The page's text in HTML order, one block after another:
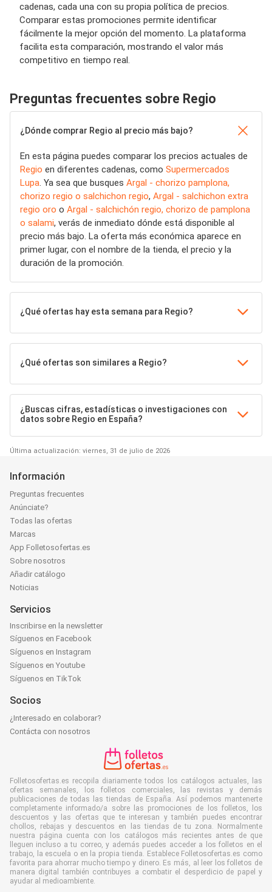
cadenas, cada una con su propia política de precios.
Comparar estas promociones permite identificar
fácilmente la mejor opción del momento. La plataforma
facilita esta comparación, mostrando el valor más
competitivo en tiempo real.
Preguntas frecuentes sobre Regio
¿Dónde comprar Regio al precio más bajo?
En esta página puedes comparar los precios actuales de
Regio en diferentes cadenas, como Supermercados
Lupa. Ya sea que busques Argal - chorizo pamplona,
chorizo regio o salchichon regio, Argal - salchichon extra
regio oro o Argal - salchichón regio, chorizo de pamplona
o salami, verás de inmediato dónde está disponible al
precio más bajo. La oferta más económica aparece en
primer lugar, con el nombre de la tienda, el precio y la
duración de la promoción.
¿Qué ofertas hay esta semana para Regio?
¿Qué ofertas son similares a Regio?
¿Buscas cifras, estadísticas o investigaciones con
datos sobre Regio en España?
Última actualización: viernes, 31 de julio de 2026
Información
Preguntas frecuentes
Anúnciate?
Todas las ofertas
Marcas
App Folletosofertas.es
Sobre nosotros
Añadir catálogo
Noticias
Servicios
Inscribirse en la newsletter
Síguenos en Facebook
Síguenos en Instagram
Síguenos en Youtube
Síguenos en TikTok
Socios
¿Interesado en colaborar?
Contácta con nosotros
Folletosofertas.es recopila diariamente todos los catálogos actuales, las
ofertas semanales, los folletos comerciales, las revistas y demás
publicaciones de todas las tiendas de España. Así podemos mantenerte
completamente informado/a sobre las promociones de los folletos, los
descuentos y las ofertas que te interesan y también puedes encontrar
chollos, rebajas y descuentos en las tiendas de tu zona. Normalmente
nuestra página cuenta con los catálogos más recientes antes de que
lleguen incluso a tu correo, y además puedes acceder a los folletos en el
trabajo, la escuela o en la propia tienda. Establece Folletosofertas.es como
favorita para ahorrar mucho tiempo y dinero. Es más, al leer los folletos de
manera digital también contribuyes a combatir el desperdicio de papel y
ayudar al medioambiente.